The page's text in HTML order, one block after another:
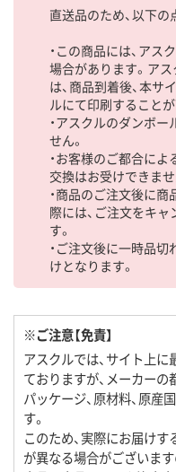
直送品のため、以下の
・この商品には、ア
場合があります。ア
は、商品到着後、本
ルにて印刷することが
・アスクルのダンボ
せん。
・お客様のご都合によ
交換はお受けできませ
・商品のご注文後に
際には、ご注文をキ
す。
・ご注文後に一時品
けとなります。
※ご注意【免責】
アスクルでは、サイト上
ておりますが、メーカーの
パッケージ、原材料、原産
す。
このため、実際にお届け
が異なる場合がございま